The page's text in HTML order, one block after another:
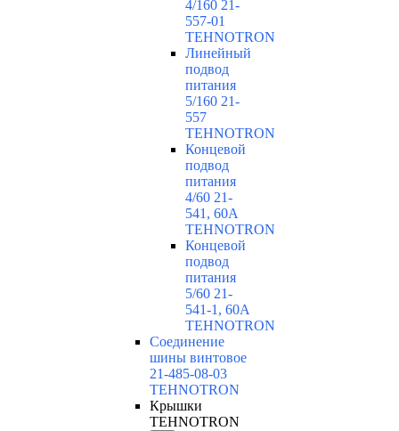
4/160 21-
557-01
TEHNOTRON
Линейный
подвод
питания
5/160 21-
557
TEHNOTRON
Концевой
подвод
питания
4/60 21-
541, 60А
TEHNOTRON
Концевой
подвод
питания
5/60 21-
541-1, 60А
TEHNOTRON
Соединение
шины винтовое
21-485-08-03
TEHNOTRON
Крышки
TEHNOTRON